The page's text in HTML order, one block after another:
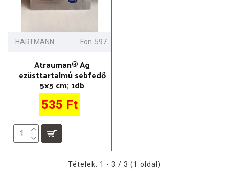
HARTMANN Fon-597
Atrauman® Ag
ezüsttartalmú sebfedő
5x5 cm; 1db
535 Ft
Tételek: 1 - 3 / 3 (1 oldal)